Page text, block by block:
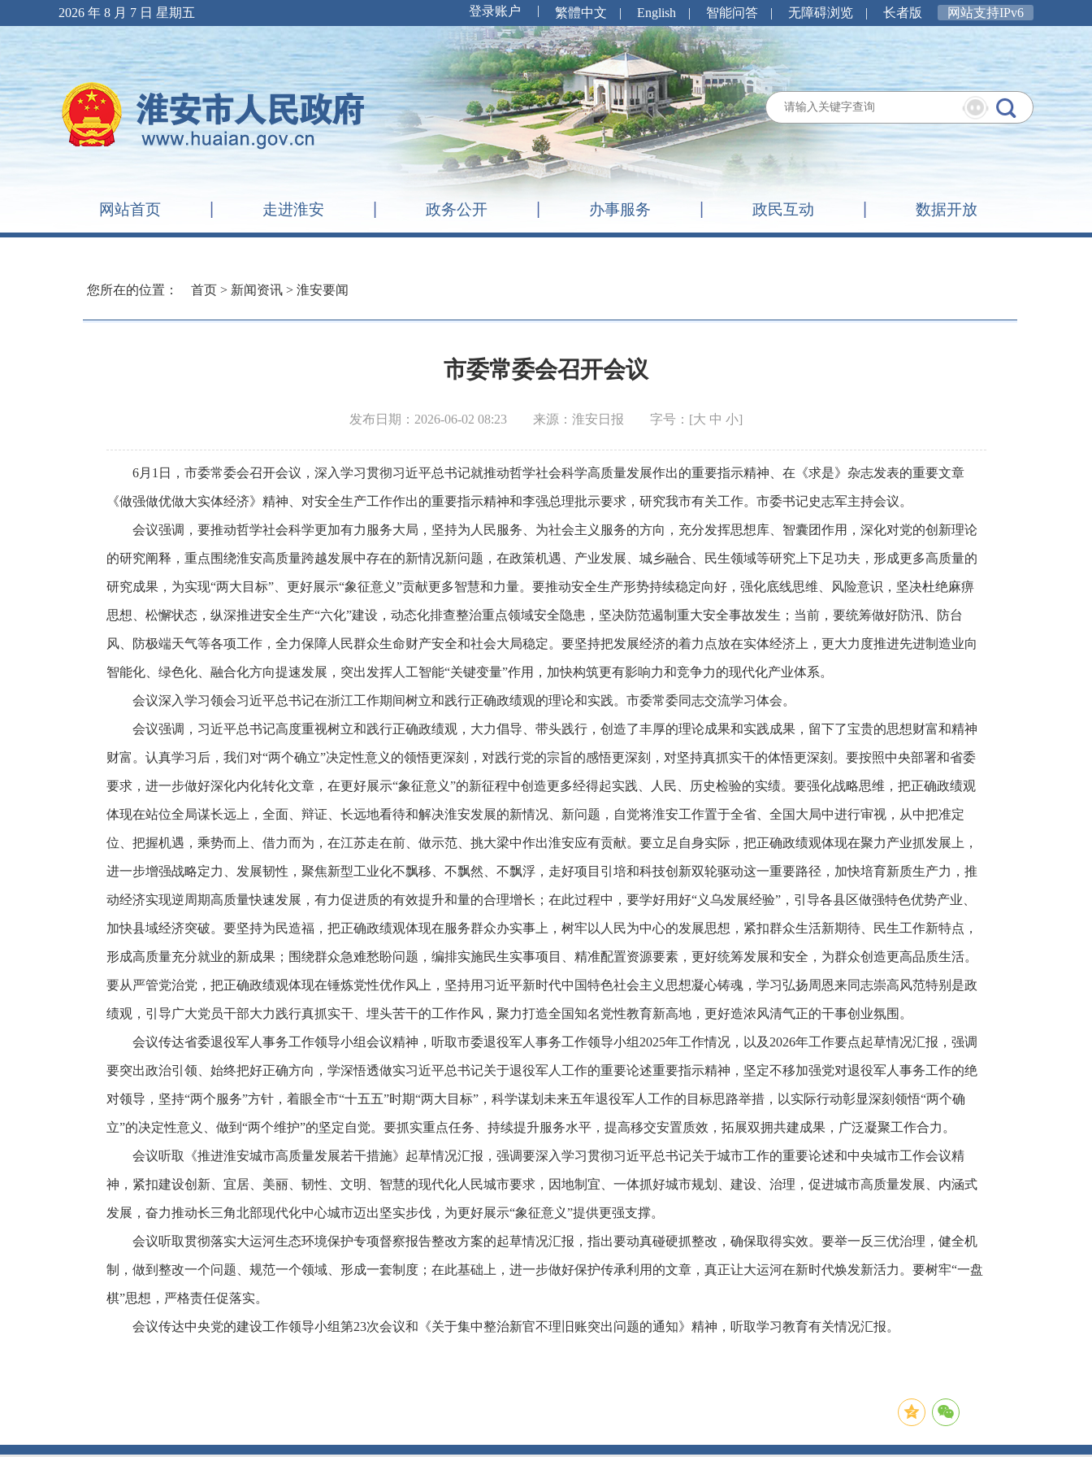
2026 年 8 月 7 日 星期五 繁體中文 | English | 智能问答 | 无障碍浏览 | 长者版 网站支持IPv6
网站首页 走进淮安 政务公开 办事服务 政民互动 数据开放
您所在的位置： 首页 > 新闻资讯 > 淮安要闻
市委常委会召开会议
发布日期：2026-06-02 08:23 来源：淮安日报 字号：[大 中 小]
6月1日，市委常委会召开会议，深入学习贯彻习近平总书记就推动哲学社会科学高质量发展作出的重要指示精神、在《求是》杂志发表的重要文章
《做强做优做大实体经济》精神、对安全生产工作作出的重要指示精神和李强总理批示要求，研究我市有关工作。市委书记史志军主持会议。
会议强调，要推动哲学社会科学更加有力服务大局，坚持为人民服务、为社会主义服务的方向，充分发挥思想库、智囊团作用，深化对党的创新理论
的研究阐释，重点围绕淮安高质量跨越发展中存在的新情况新问题，在政策机遇、产业发展、城乡融合、民生领域等研究上下足功夫，形成更多高质量的
研究成果，为实现“两大目标”、更好展示“象征意义”贡献更多智慧和力量。要推动安全生产形势持续稳定向好，强化底线思维、风险意识，坚决杜绝麻痹
思想、松懈状态，纵深推进安全生产“六化”建设，动态化排查整治重点领域安全隐患，坚决防范遏制重大安全事故发生；当前，要统筹做好防汛、防台
风、防极端天气等各项工作，全力保障人民群众生命财产安全和社会大局稳定。要坚持把发展经济的着力点放在实体经济上，更大力度推进先进制造业向
智能化、绿色化、融合化方向提速发展，突出发挥人工智能“关键变量”作用，加快构筑更有影响力和竞争力的现代化产业体系。
会议深入学习领会习近平总书记在浙江工作期间树立和践行正确政绩观的理论和实践。市委常委同志交流学习体会。
会议强调，习近平总书记高度重视树立和践行正确政绩观，大力倡导、带头践行，创造了丰厚的理论成果和实践成果，留下了宝贵的思想财富和精神
财富。认真学习后，我们对“两个确立”决定性意义的领悟更深刻，对践行党的宗旨的感悟更深刻，对坚持真抓实干的体悟更深刻。要按照中央部署和省委
要求，进一步做好深化内化转化文章，在更好展示“象征意义”的新征程中创造更多经得起实践、人民、历史检验的实绩。要强化战略思维，把正确政绩观
体现在站位全局谋长远上，全面、辩证、长远地看待和解决淮安发展的新情况、新问题，自觉将淮安工作置于全省、全国大局中进行审视，从中把准定
位、把握机遇，乘势而上、借力而为，在江苏走在前、做示范、挑大梁中作出淮安应有贡献。要立足自身实际，把正确政绩观体现在聚力产业抓发展上，
进一步增强战略定力、发展韧性，聚焦新型工业化不飘移、不飘然、不飘浮，走好项目引培和科技创新双轮驱动这一重要路径，加快培育新质生产力，推
动经济实现逆周期高质量快速发展，有力促进质的有效提升和量的合理增长；在此过程中，要学好用好“义乌发展经验”，引导各县区做强特色优势产业、
加快县域经济突破。要坚持为民造福，把正确政绩观体现在服务群众办实事上，树牢以人民为中心的发展思想，紧扣群众生活新期待、民生工作新特点，
形成高质量充分就业的新成果；围绕群众急难愁盼问题，编排实施民生实事项目、精准配置资源要素，更好统筹发展和安全，为群众创造更高品质生活。
要从严管党治党，把正确政绩观体现在锤炼党性优作风上，坚持用习近平新时代中国特色社会主义思想凝心铸魂，学习弘扬周恩来同志崇高风范特别是政
绩观，引导广大党员干部大力践行真抓实干、埋头苦干的工作作风，聚力打造全国知名党性教育新高地，更好造浓风清气正的干事创业氛围。
会议传达省委退役军人事务工作领导小组会议精神，听取市委退役军人事务工作领导小组2025年工作情况，以及2026年工作要点起草情况汇报，强调
要突出政治引领、始终把好正确方向，学深悟透做实习近平总书记关于退役军人工作的重要论述重要指示精神，坚定不移加强党对退役军人事务工作的绝
对领导，坚持“两个服务”方针，着眼全市“十五五”时期“两大目标”，科学谋划未来五年退役军人工作的目标思路举措，以实际行动彰显深刻领悟“两个确
立”的决定性意义、做到“两个维护”的坚定自觉。要抓实重点任务、持续提升服务水平，提高移交安置质效，拓展双拥共建成果，广泛凝聚工作合力。
会议听取《推进淮安城市高质量发展若干措施》起草情况汇报，强调要深入学习贯彻习近平总书记关于城市工作的重要论述和中央城市工作会议精
神，紧扣建设创新、宜居、美丽、韧性、文明、智慧的现代化人民城市要求，因地制宜、一体抓好城市规划、建设、治理，促进城市高质量发展、内涵式
发展，奋力推动长三角北部现代化中心城市迈出坚实步伐，为更好展示“象征意义”提供更强支撑。
会议听取贯彻落实大运河生态环境保护专项督察报告整改方案的起草情况汇报，指出要动真碰硬抓整改，确保取得实效。要举一反三优治理，健全机
制，做到整改一个问题、规范一个领域、形成一套制度；在此基础上，进一步做好保护传承利用的文章，真正让大运河在新时代焕发新活力。要树牢“一盘
棋”思想，严格责任促落实。
会议传达中央党的建设工作领导小组第23次会议和《关于集中整治新官不理旧账突出问题的通知》精神，听取学习教育有关情况汇报。